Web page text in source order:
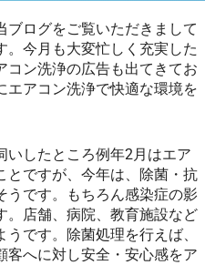
ブログをご覧いただきまして
。今月も大変忙しく充実した
コン洗浄の広告も出てきてお
エアコン洗浄で快適な環境を
いしたところ例年2月はエア
とですが、今年は、除菌・抗
うです。もちろん感染症の影
。店舗、病院、教育施設など
です。除菌処理を行えば、
客へに対し安全・安心感をア